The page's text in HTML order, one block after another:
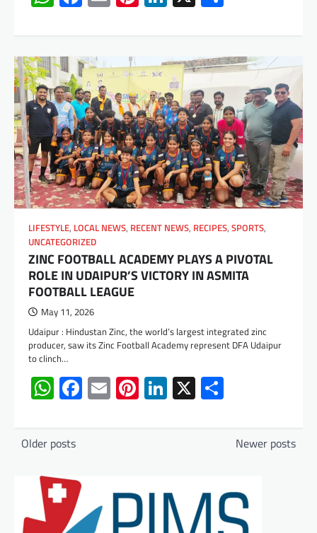
LIFESTYLE, LOCAL NEWS, RECENT NEWS, RECIPES, SPORTS,
UNCATEGORIZED
ZINC FOOTBALL ACADEMY PLAYS A PIVOTAL
ROLE IN UDAIPUR’S VICTORY IN ASMITA
FOOTBALL LEAGUE
May 11, 2026
Udaipur : Hindustan Zinc, the world’s largest integrated zinc
producer, saw its Zinc Football Academy represent DFA Udaipur
to clinch…
WhatsApp
Facebook
EmailPinterest
LinkedIn
X
Posts
Older posts Newer posts